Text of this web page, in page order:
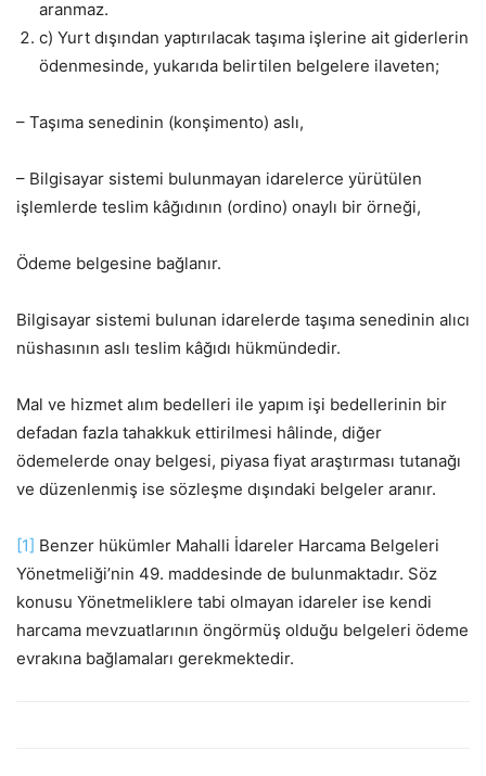
aranmaz.
c) Yurt dışından yaptırılacak taşıma işlerine ait giderlerin
ödenmesinde, yukarıda belirtilen belgelere ilaveten;
– Taşıma senedinin (konşimento) aslı,
– Bilgisayar sistemi bulunmayan idarelerce yürütülen
işlemlerde teslim kâğıdının (ordino) onaylı bir örneği,
Ödeme belgesine bağlanır.
Bilgisayar sistemi bulunan idarelerde taşıma senedinin alıcı
nüshasının aslı teslim kâğıdı hükmündedir.
Mal ve hizmet alım bedelleri ile yapım işi bedellerinin bir
defadan fazla tahakkuk ettirilmesi hâlinde, diğer
ödemelerde onay belgesi, piyasa fiyat araştırması tutanağı
ve düzenlenmiş ise sözleşme dışındaki belgeler aranır.
[1] Benzer hükümler Mahalli İdareler Harcama Belgeleri
Yönetmeliği’nin 49. maddesinde de bulunmaktadır. Söz
konusu Yönetmeliklere tabi olmayan idareler ise kendi
harcama mevzuatlarının öngörmüş olduğu belgeleri ödeme
evrakına bağlamaları gerekmektedir.